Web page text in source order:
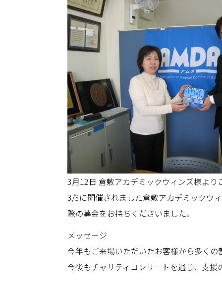
3月12日 倉敷アカデミックウィンズ様より
3/3に開催されました倉敷アカデミックウ
際の募金をお持ちくださいました。
メッセージ
今年もご来場いただいたお客様から多く
今後もチャリティコンサートを通じ、支援